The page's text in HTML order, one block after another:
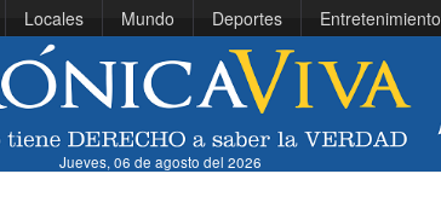
Locales Mundo Deportes Entretenimiento
Jueves, 06 de agosto del 2026